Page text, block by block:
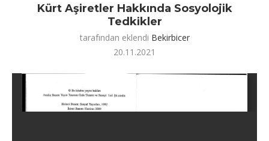
Kürt Aşiretler Hakkında Sosyolojik
Tedkikler
tarafından eklendi Bekirbicer
20.11.2021